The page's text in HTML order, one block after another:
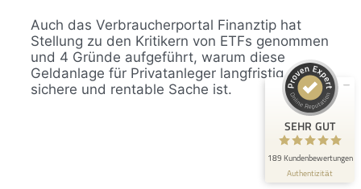
Auch das Verbraucherportal Finanztip hat
Stellung zu den Kritikern von ETFs genommen
und 4 Gründe aufgeführt, warum diese
Geldanlage für Privatanleger langfristig eine
sichere und rentable Sache ist.
SEHR GUT
189 Kundenbewertungen
Authentizität
100%
Empfehlungen auf
ProvenExpert.com
SEHR GUT
4,89 / 5,00
148
Bewertungen auf
ProvenExpert.com
41